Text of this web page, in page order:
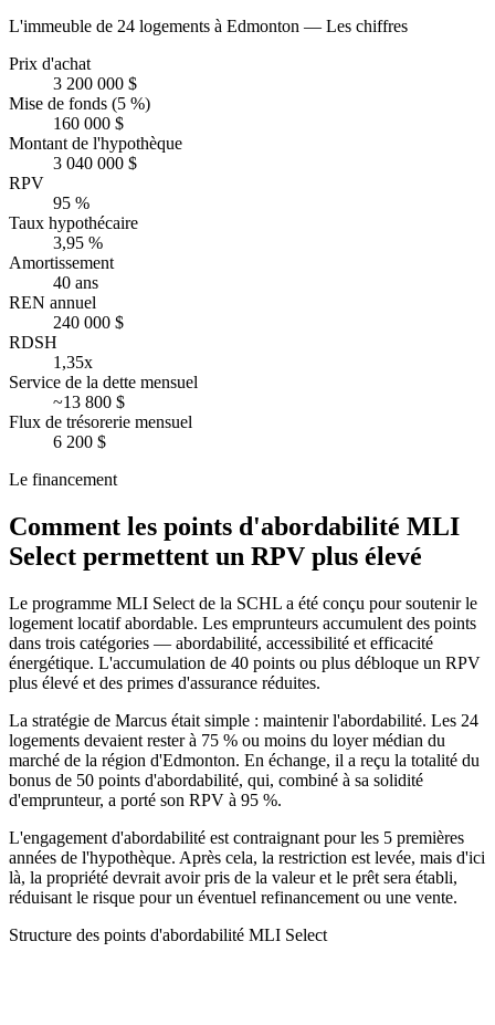
L'immeuble de 24 logements à Edmonton — Les chiffres
Prix d'achat
3 200 000 $
Mise de fonds (5 %)
160 000 $
Montant de l'hypothèque
3 040 000 $
RPV
95 %
Taux hypothécaire
3,95 %
Amortissement
40 ans
REN annuel
240 000 $
RDSH
1,35x
Service de la dette mensuel
~13 800 $
Flux de trésorerie mensuel
6 200 $
Le financement
Comment les points d'abordabilité MLI
Select permettent un RPV plus élevé
Le programme MLI Select de la SCHL a été conçu pour soutenir le
logement locatif abordable. Les emprunteurs accumulent des points
dans trois catégories — abordabilité, accessibilité et efficacité
énergétique. L'accumulation de 40 points ou plus débloque un RPV
plus élevé et des primes d'assurance réduites.
La stratégie de Marcus était simple : maintenir l'abordabilité. Les 24
logements devaient rester à 75 % ou moins du loyer médian du
marché de la région d'Edmonton. En échange, il a reçu la totalité du
bonus de 50 points d'abordabilité, qui, combiné à sa solidité
d'emprunteur, a porté son RPV à 95 %.
L'engagement d'abordabilité est contraignant pour les 5 premières
années de l'hypothèque. Après cela, la restriction est levée, mais d'ici
là, la propriété devrait avoir pris de la valeur et le prêt sera établi,
réduisant le risque pour un éventuel refinancement ou une vente.
Structure des points d'abordabilité MLI Select